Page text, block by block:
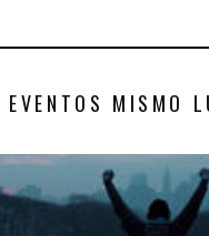
EVENTOS MISMO